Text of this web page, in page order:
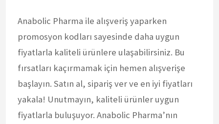
Anabolic Pharma ile alışveriş yaparken
promosyon kodları sayesinde daha uygun
fiyatlarla kaliteli ürünlere ulaşabilirsiniz. Bu
fırsatları kaçırmamak için hemen alışverişe
başlayın. Satın al, sipariş ver ve en iyi fiyatları
yakala! Unutmayın, kaliteli ürünler uygun
fiyatlarla buluşuyor. Anabolic Pharma’nın